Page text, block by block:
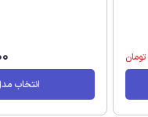
تومان
انتخاب